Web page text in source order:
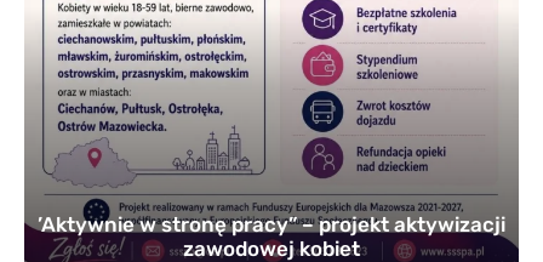
’Aktywnie w stronę pracy” – projekt aktywizacji
zawodowej kobiet